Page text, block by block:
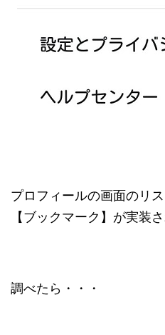
プロフィールの画面のリ
【ブックマーク】が実装
調べたら・・・